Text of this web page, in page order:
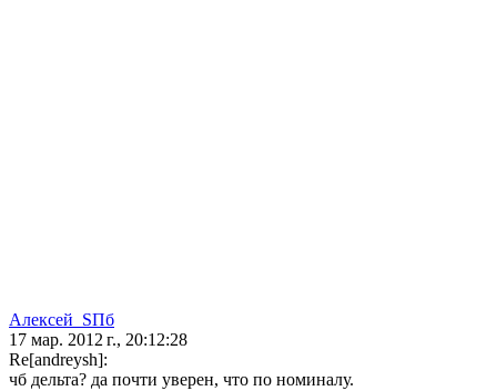
Алeксей_SПб
17 мар. 2012 г., 20:12:28
Re[andreysh]:
чб дельта? да почти уверен, что по номиналу.